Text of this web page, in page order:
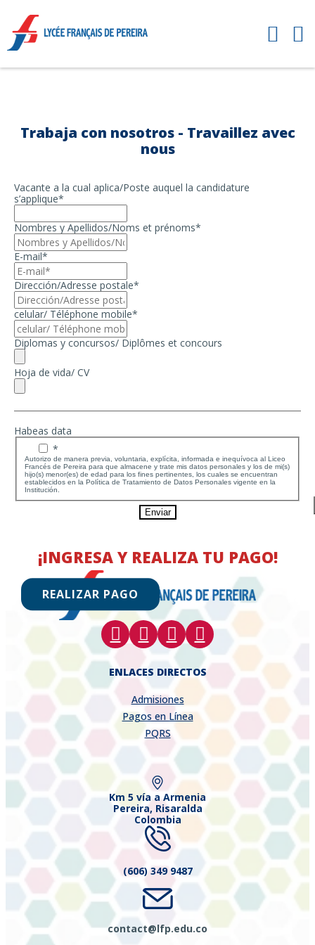
Trabaja con nosotros - Travaillez avec
nous
Vacante a la cual aplica/Poste auquel la candidature
s’applique*
Nombres y Apellidos/Noms et prénoms*
E-mail*
Dirección/Adresse postale*
celular/ Téléphone mobile*
Diplomas y concursos/ Diplômes et concours
Hoja de vida/ CV
Habeas data
*
Autorizo de manera previa, voluntaria, explícita, informada e inequívoca al Liceo
Francés de Pereira para que almacene y trate mis datos personales y los de mi(s)
hijo(s) menor(es) de edad para los fines pertinentes, los cuales se encuentran
establecidos en la Política de Tratamiento de Datos Personales vigente en la
Institución.
Enviar
ENLACES DIRECTOS
Admisiones
Pagos en Línea
PQRS
Km 5 vía a Armenia
Pereira, Risaralda
Colombia
(606) 349 9487
contact@lfp.edu.co
¡INGRESA Y REALIZA TU PAGO!
REALIZAR PAGO